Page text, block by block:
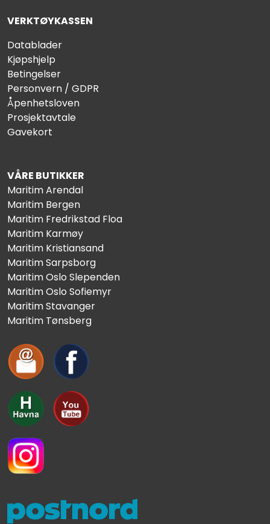
VERKTØYKASSEN
Datablader
Kjøpshjelp
Betingelser
Personvern / GDPR
Åpenhetsloven
Prosjektavtale
Gavekort
VÅRE BUTIKKER
Maritim Arendal
Maritim Bergen
Maritim Fredrikstad Floa
Maritim Karmøy
Maritim Kristiansand
Maritim Sarpsborg
Maritim Oslo Slependen
Maritim Oslo Sofiemyr
Maritim Stavanger
Maritim Tønsberg